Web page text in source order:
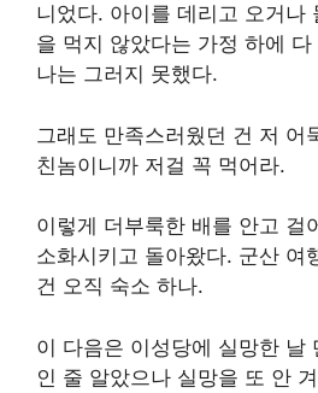
니었다. 아이를 데리고 오거나
을 먹지 않았다는 가정 하에
나는 그러지 못했다.
그래도 만족스러웠던 건 저 어
친놈이니까 저걸 꼭 먹어라.
이렇게 더부룩한 배를 안고 걸
소화시키고 돌아왔다. 군산 여
건 오직 숙소 하나.
이 다음은 이성당에 실망한 날
인 줄 알았으나 실망을 또 안